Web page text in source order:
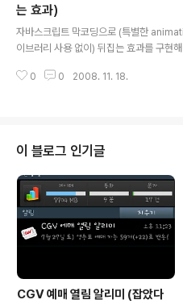
Rule 를 사용 인자값은 2개(필수2개)로, 0
는 효과)
자바스크립트 막코딩으로 (특별한
이브러리 사용 없이) 뒤집는 효과를 구현
다. urlhttp://fliptest.azki.org/
flip 과정중 캡쳐화면입니다. 그리고
3가지로 이루어져 있습니다. 왼쪽 삼각형
이 입체적으로 착각하도록 할 수 있습니다
는 방법은 참고사이트중 Triangles in
세하게 나와있..
0 0 2008. 11. 18.
이 블로그 인기글
CGV 예매 열림 알리미 (잡았다